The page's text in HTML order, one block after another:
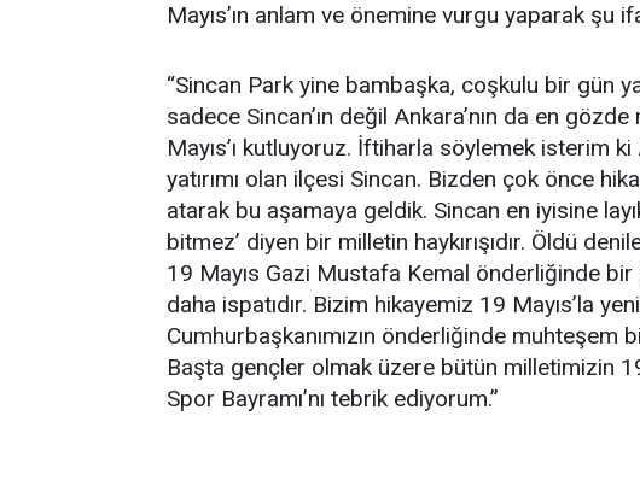
Mayıs’ın anlam ve önemine vurgu yaparak şu
“Sincan Park yine bambaşka, coşkulu bir gün
sadece Sincan’ın değil Ankara’nın da en
Mayıs’ı kutluyoruz. İftiharla söylemek isterim
yatırımı olan ilçesi Sincan. Bizden çok önce
atarak bu aşamaya geldik. Sincan en iyisine
bitmez’ diyen bir milletin haykırışıdır. Öldü
19 Mayıs Gazi Mustafa Kemal önderliğinde bir
daha ispatıdır. Bizim hikayemiz 19 Mayıs’la
Cumhurbaşkanımızın önderliğinde muhteşem
Başta gençler olmak üzere bütün milletimizin
Spor Bayramı’nı tebrik ediyorum.”